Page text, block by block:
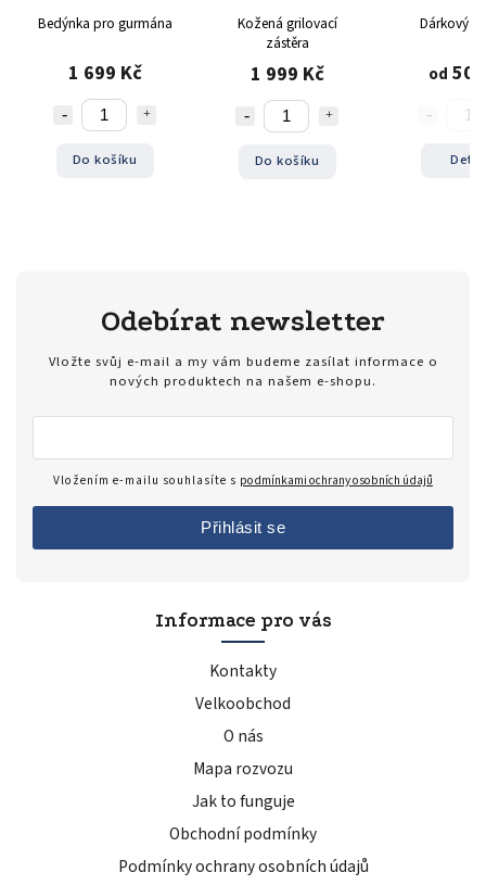
Bedýnka pro gurmána
1 699 Kč
Do košíku
Kožená grilovací
zástěra
1 999 Kč
Do košíku
Dárkový
od
Informace pro vás
Kontakty
Velkoobchod
O nás
Mapa rozvozu
Jak to funguje
Obchodní podmínky
Podmínky ochrany osobních údajů
Odebírat newsletter
Vložte svůj e-mail a my vám budeme zasílat informace o
nových produktech na našem e-shopu.
Vložením e-mailu souhlasíte s podmínkami ochrany osobních údajů
Přihlásit se